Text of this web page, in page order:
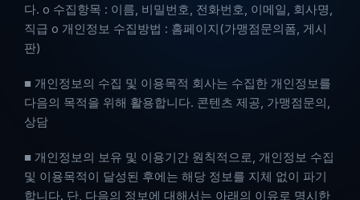
다. ο 수집항목 : 이름, 비밀번호, 전화번호, 이메일, 회사명,
직급 ο 개인정보 수집방법 : 홈페이지(가맹점문의폼, 게시
판)
■ 개인정보의 수집 및 이용목적 회사는 수집한 개인정보를
다음의 목적을 위해 활용합니다. 콘텐츠 제공, 가맹점문의,
상담
■ 개인정보의 보유 및 이용기간 원칙적으로, 개인정보 수집
및 이용목적이 달성된 후에는 해당 정보를 지체 없이 파기
합니다. 단, 다음의 정보에 대해서는 아래의 이유로 명시한